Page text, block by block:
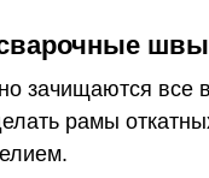
швы
зачищаются
рамы
— если